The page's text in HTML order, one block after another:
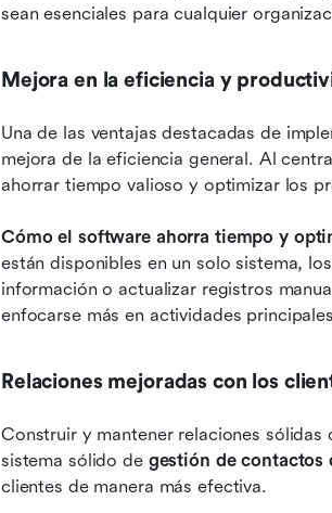
sean esenciales para cualquier
Mejora en la eficiencia y
Una de las ventajas destacadas de
mejora de la eficiencia general. Al
ahorrar tiempo valioso y optimizar los
Cómo el software ahorra tiempo y
están disponibles en un solo sistema,
información o actualizar registros
enfocarse más en actividades
Relaciones mejoradas con los
Construir y mantener relaciones
sistema sólido de gestión de contactos
clientes de manera más efectiva.